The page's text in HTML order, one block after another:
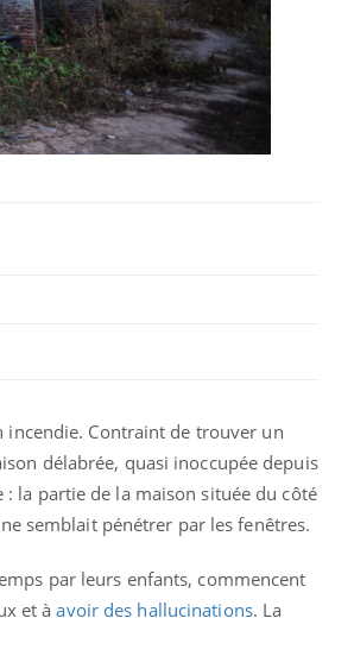
incendie. Contraint de trouver un
délabrée, quasi inoccupée depuis
la partie de la maison située du côté
semblait pénétrer par les fenêtres.
par leurs enfants, commencent
et àavoir des hallucinations. La